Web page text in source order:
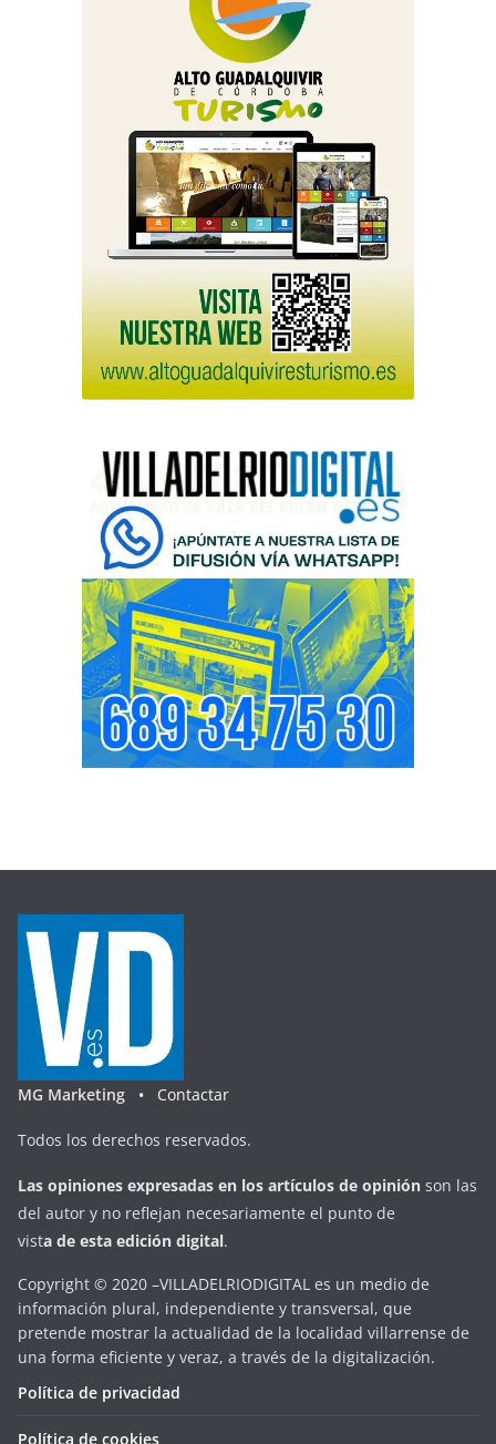
MG Marketing • Contactar
Todos los derechos reservados.
Las opiniones expresadas en los artículos de opinión son las
del autor y no reflejan necesariamente el punto de
vista de esta edición digital.
Copyright © 2020 –VILLADELRIODIGITAL es un medio de
información plural, independiente y transversal, que
pretende mostrar la actualidad de la localidad villarrense de
una forma eficiente y veraz, a través de la digitalización.
Política de privacidad
Política de cookies